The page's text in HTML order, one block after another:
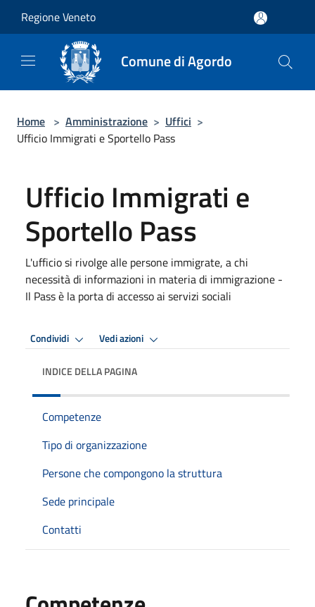
Regione Veneto
Comune di Agordo
Home > Amministrazione > Uffici >
Ufficio Immigrati e Sportello Pass
Ufficio Immigrati e
Sportello Pass
L'ufficio si rivolge alle persone immigrate, a chi
necessità di informazioni in materia di immigrazione -
Il Pass è la porta di accesso ai servizi sociali
Condividi Vedi azioni
INDICE DELLA PAGINA
Competenze
Tipo di organizzazione
Persone che compongono la struttura
Sede principale
Contatti